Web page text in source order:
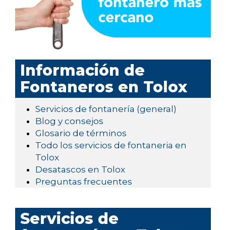
Información de
Fontaneros en Tolox
Servicios de fontanería (general)
Blog y consejos
Glosario de términos
Todo los servicios de fontaneria en
Tolox
Desatascos en Tolox
Preguntas frecuentes
Servicios de